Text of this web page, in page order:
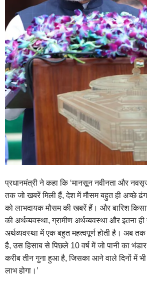
प्रधानमंत्री ने कहा कि ‘मानसून नवीनता और
तक जो खबरें मिली हैं, देश में मौसम बहुत ही अच्छे
को लाभदायक मौसम की खबरें हैं। और बारिश
की अर्थव्यवस्था, ग्रामीण अर्थव्यवस्था और इतना ही
अर्थव्यवस्था में एक बहुत महत्वपूर्ण होती है। अब तक
है, उस हिसाब से पिछले 10 वर्ष में जो पानी का
करीब तीन गुना हुआ है, जिसका आने वाले दिनों में
लाभ होगा।’